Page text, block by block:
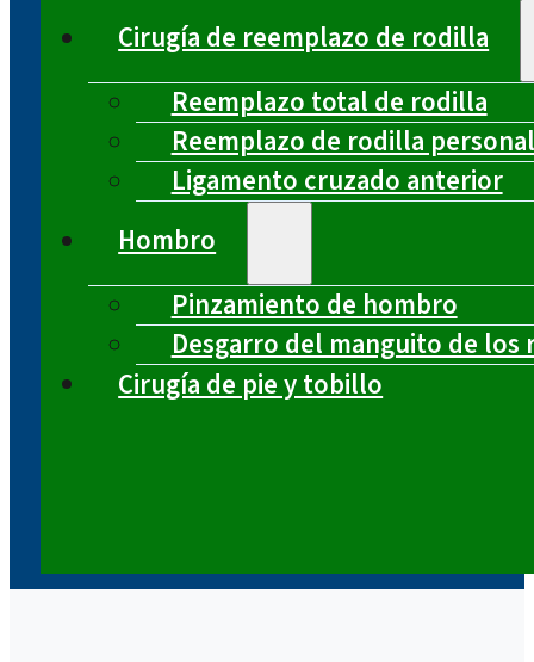
Cirugía de reemplazo de rodilla
Reemplazo total de rodilla
Reemplazo de rodilla
Ligamento cruzado anterior
Hombro
Pinzamiento de hombro
Desgarro del manguito de los
Cirugía de pie y tobillo